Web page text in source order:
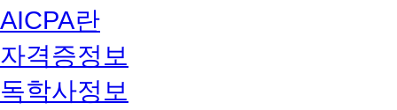
AICPA란
자격증정보
독학사정보